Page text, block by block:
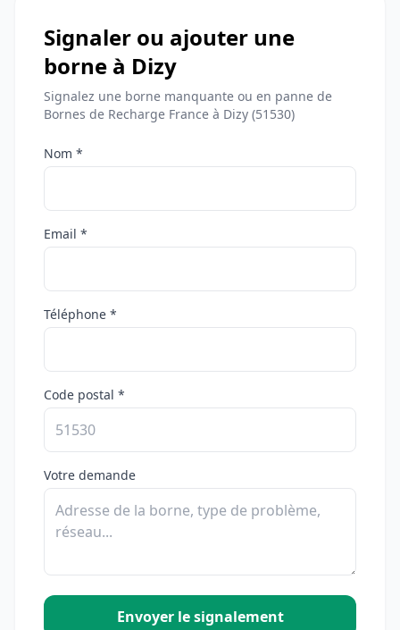
Signaler ou ajouter une
borne à Dizy
Signalez une borne manquante ou en panne de
Bornes de Recharge France à Dizy (51530)
Nom *
Email *
Téléphone *
Code postal *
Votre demande
Envoyer le signalement